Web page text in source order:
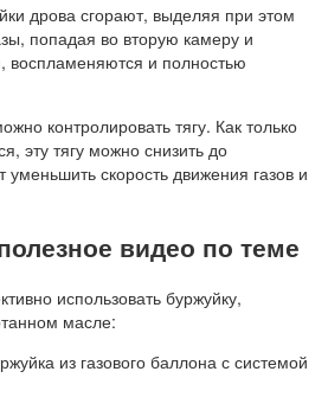
дрова сгорают, выделяя при этом
попадая во вторую камеру и
воспламеняются и полностью
контролировать тягу. Как только
эту тягу можно снизить до
скорость движения газов и
видео по теме
использовать буржуйку,
масле:
из газового баллона с системой